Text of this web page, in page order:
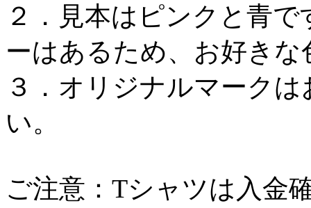
２．見本はピンクと青
ーはあるため、お好き
３．オリジナルマーク
い。
ご注意：Tシャツは入金